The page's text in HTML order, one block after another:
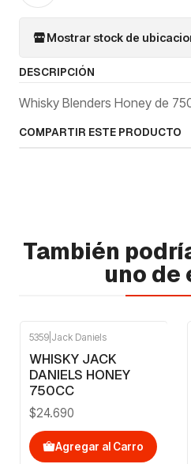
Mostrar stock de
DESCRIPCIÓN
Whisky Blenders Honey de
COMPARTIR ESTE PRODUCTO
También
uno de
5359 Jack Daniels
WHISKY JACK
DANIELS HONEY
750CC
$24.690
Agregar al Carro